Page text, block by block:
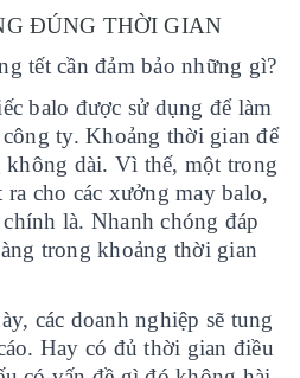
ĐÚNG THỜI GIAN
tết cần đảm bảo những gì?
balo được sử dụng để làm
ty. Khoảng thời gian để
không dài. Vì thế, một trong
cho các xưởng may balo,
là. Nhanh chóng đáp
trong khoảng thời gian
các doanh nghiệp sẽ tung
Hay có đủ thời gian điều